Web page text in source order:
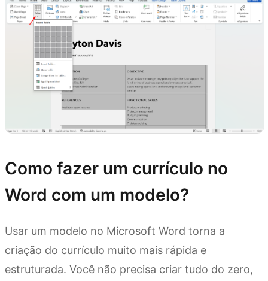
Como fazer um currículo no
Word com um modelo?
Usar um modelo no Microsoft Word torna a
criação do currículo muito mais rápida e
estruturada. Você não precisa criar tudo do zero,